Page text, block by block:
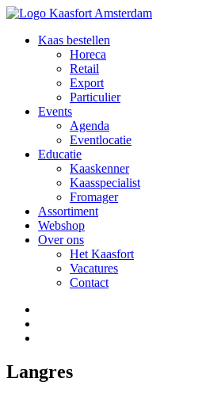
Kaas bestellen
Horeca
Retail
Export
Particulier
Events
Agenda
Eventlocatie
Educatie
Kaaskenner
Kaasspecialist
Fromager
Assortiment
Webshop
Over ons
Het Kaasfort
Vacatures
Contact
Langres